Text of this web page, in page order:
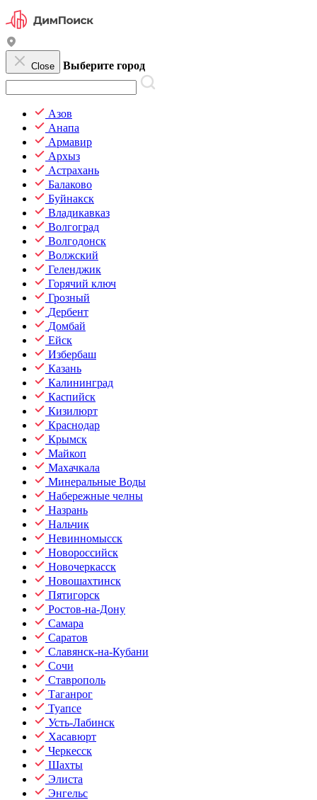
Close Выберите город
Азов
Анапа
Армавир
Архыз
Астрахань
Балаково
Буйнакск
Владикавказ
Волгоград
Волгодонск
Волжский
Геленджик
Горячий ключ
Грозный
Дербент
Домбай
Ейск
Избербаш
Казань
Калининград
Каспийск
Кизилюрт
Краснодар
Крымск
Майкоп
Махачкала
Минеральные Воды
Набережные челны
Назрань
Нальчик
Невинномысск
Новороссийск
Новочеркасск
Новошахтинск
Пятигорск
Ростов-на-Дону
Самара
Саратов
Славянск-на-Кубани
Сочи
Ставрополь
Таганрог
Туапсе
Усть-Лабинск
Хасавюрт
Черкесск
Шахты
Элиста
Энгельс